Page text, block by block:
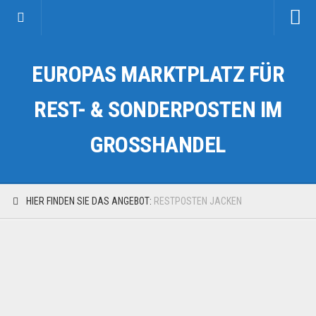
Kategorien
Auto & Motorrad
Fahrzeuge & Transport
EUROPAS MARKTPLATZ FÜR
REST- & SONDERPOSTEN IM
GROSSHANDEL
HIER FINDEN SIE DAS ANGEBOT: RESTPOSTEN JACKEN